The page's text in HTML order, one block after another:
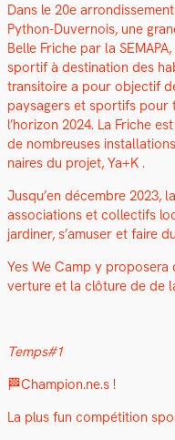
Dans le 20e
Python-Duver­nois, une
Belle Friche par la
sportif à des­ti­na­tion des
tran­si­toire a pour objec­tif
paysagers et sportifs pour
l’hori­zon 2024. La Friche
de nom­breuses
naires du pro­jet, Ya+K .
Jusqu’en décem­bre 2023,
asso­ci­a­tions et col­lec­tifs
jar­diner, s’amuser et faire
Yes We Camp y
ver­ture et la clô­ture de de
Temps#1
🏁Champion.ne.s !
La plus fun com­péti­tion